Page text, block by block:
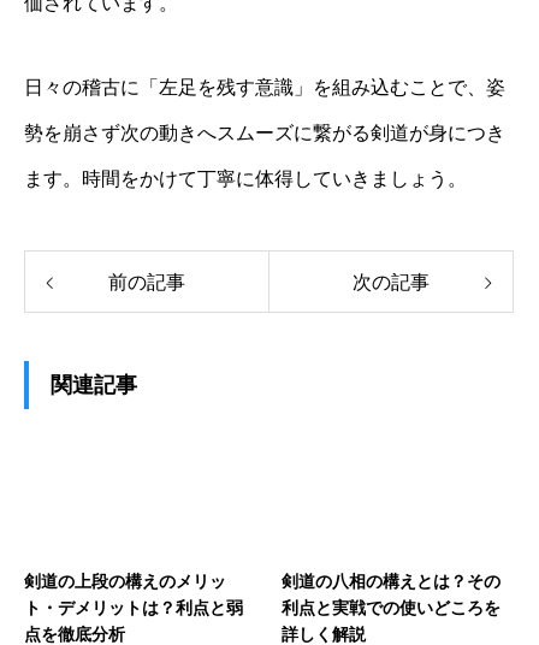
日々の稽古に「左足を残す意識」を組み込むことで、姿
勢を崩さず次の動きへスムーズに繋がる剣道が身につき
ます。時間をかけて丁寧に体得していきましょう。
前の記事 次の記事
関連記事
剣道の上段の構えのメリッ
ト・デメリットは？利点と弱
点を徹底分析
剣道の八相の構えとは？その
利点と実戦での使いどころを
詳しく解説